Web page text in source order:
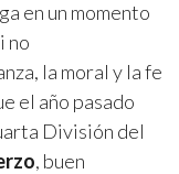
en un momento
no
la moral y la fe
el año pasado
División del
, buen